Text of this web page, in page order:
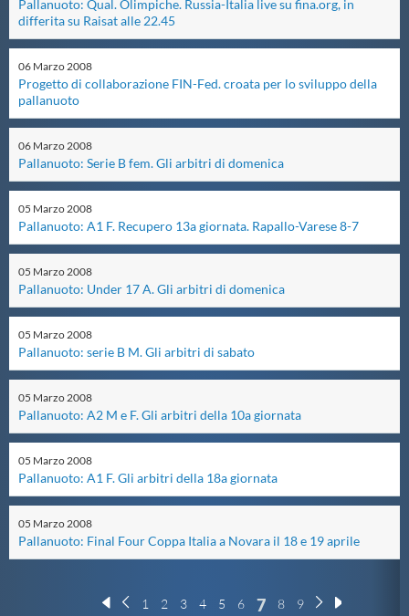
Master
Formazione
GUG
Scuole Nuoto
Propaganda
Centri Federali
Area Legislativa
Protezione Civile
Qualità
Sostenibilità
Pallanuoto: Qual. Olimpiche. Russia-Italia live su fina.org, in
differita su Raisat alle 22.45
06 Marzo2008
Progetto di collaborazione FIN-Fed. croata per lo sviluppo della
pallanuoto
06 Marzo2008
Pallanuoto: Serie B fem. Gli arbitri di domenica
05 Marzo2008
Pallanuoto: A1 F. Recupero 13a giornata. Rapallo-Varese 8-7
05 Marzo2008
Pallanuoto: Under 17 A. Gli arbitri di domenica
05 Marzo2008
Pallanuoto: serie B M. Gli arbitri di sabato
05 Marzo2008
Pallanuoto: A2 M e F. Gli arbitri della 10a giornata
05 Marzo2008
Pallanuoto: A1 F. Gli arbitri della 18a giornata
05 Marzo2008
Pallanuoto: Final Four Coppa Italia a Novara il 18 e 19 aprile
1 2 3 4 5 6 7 8 9